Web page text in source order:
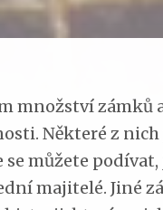
množství zámků
Některé z nich
se můžete
majitelé. Jiné